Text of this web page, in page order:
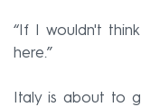
“If I wouldn't
here.”
Italy is about to